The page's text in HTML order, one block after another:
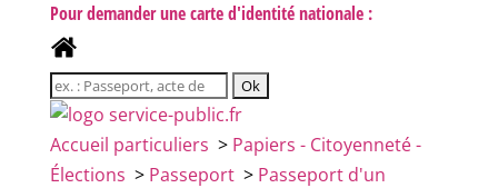
Pour demander une carte d'identité nationale :
Accueil particuliers > Papiers - Citoyenneté -
Élections > Passeport > Passeport d'un